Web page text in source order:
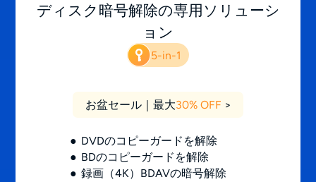
ディスク暗号解除の専用ソリューシ
ョン
5-in-1
お盆セール｜最大30% OFF >
DVDのコピーガードを解除
BDのコピーガードを解除
録画（4K）BDAVの暗号解除